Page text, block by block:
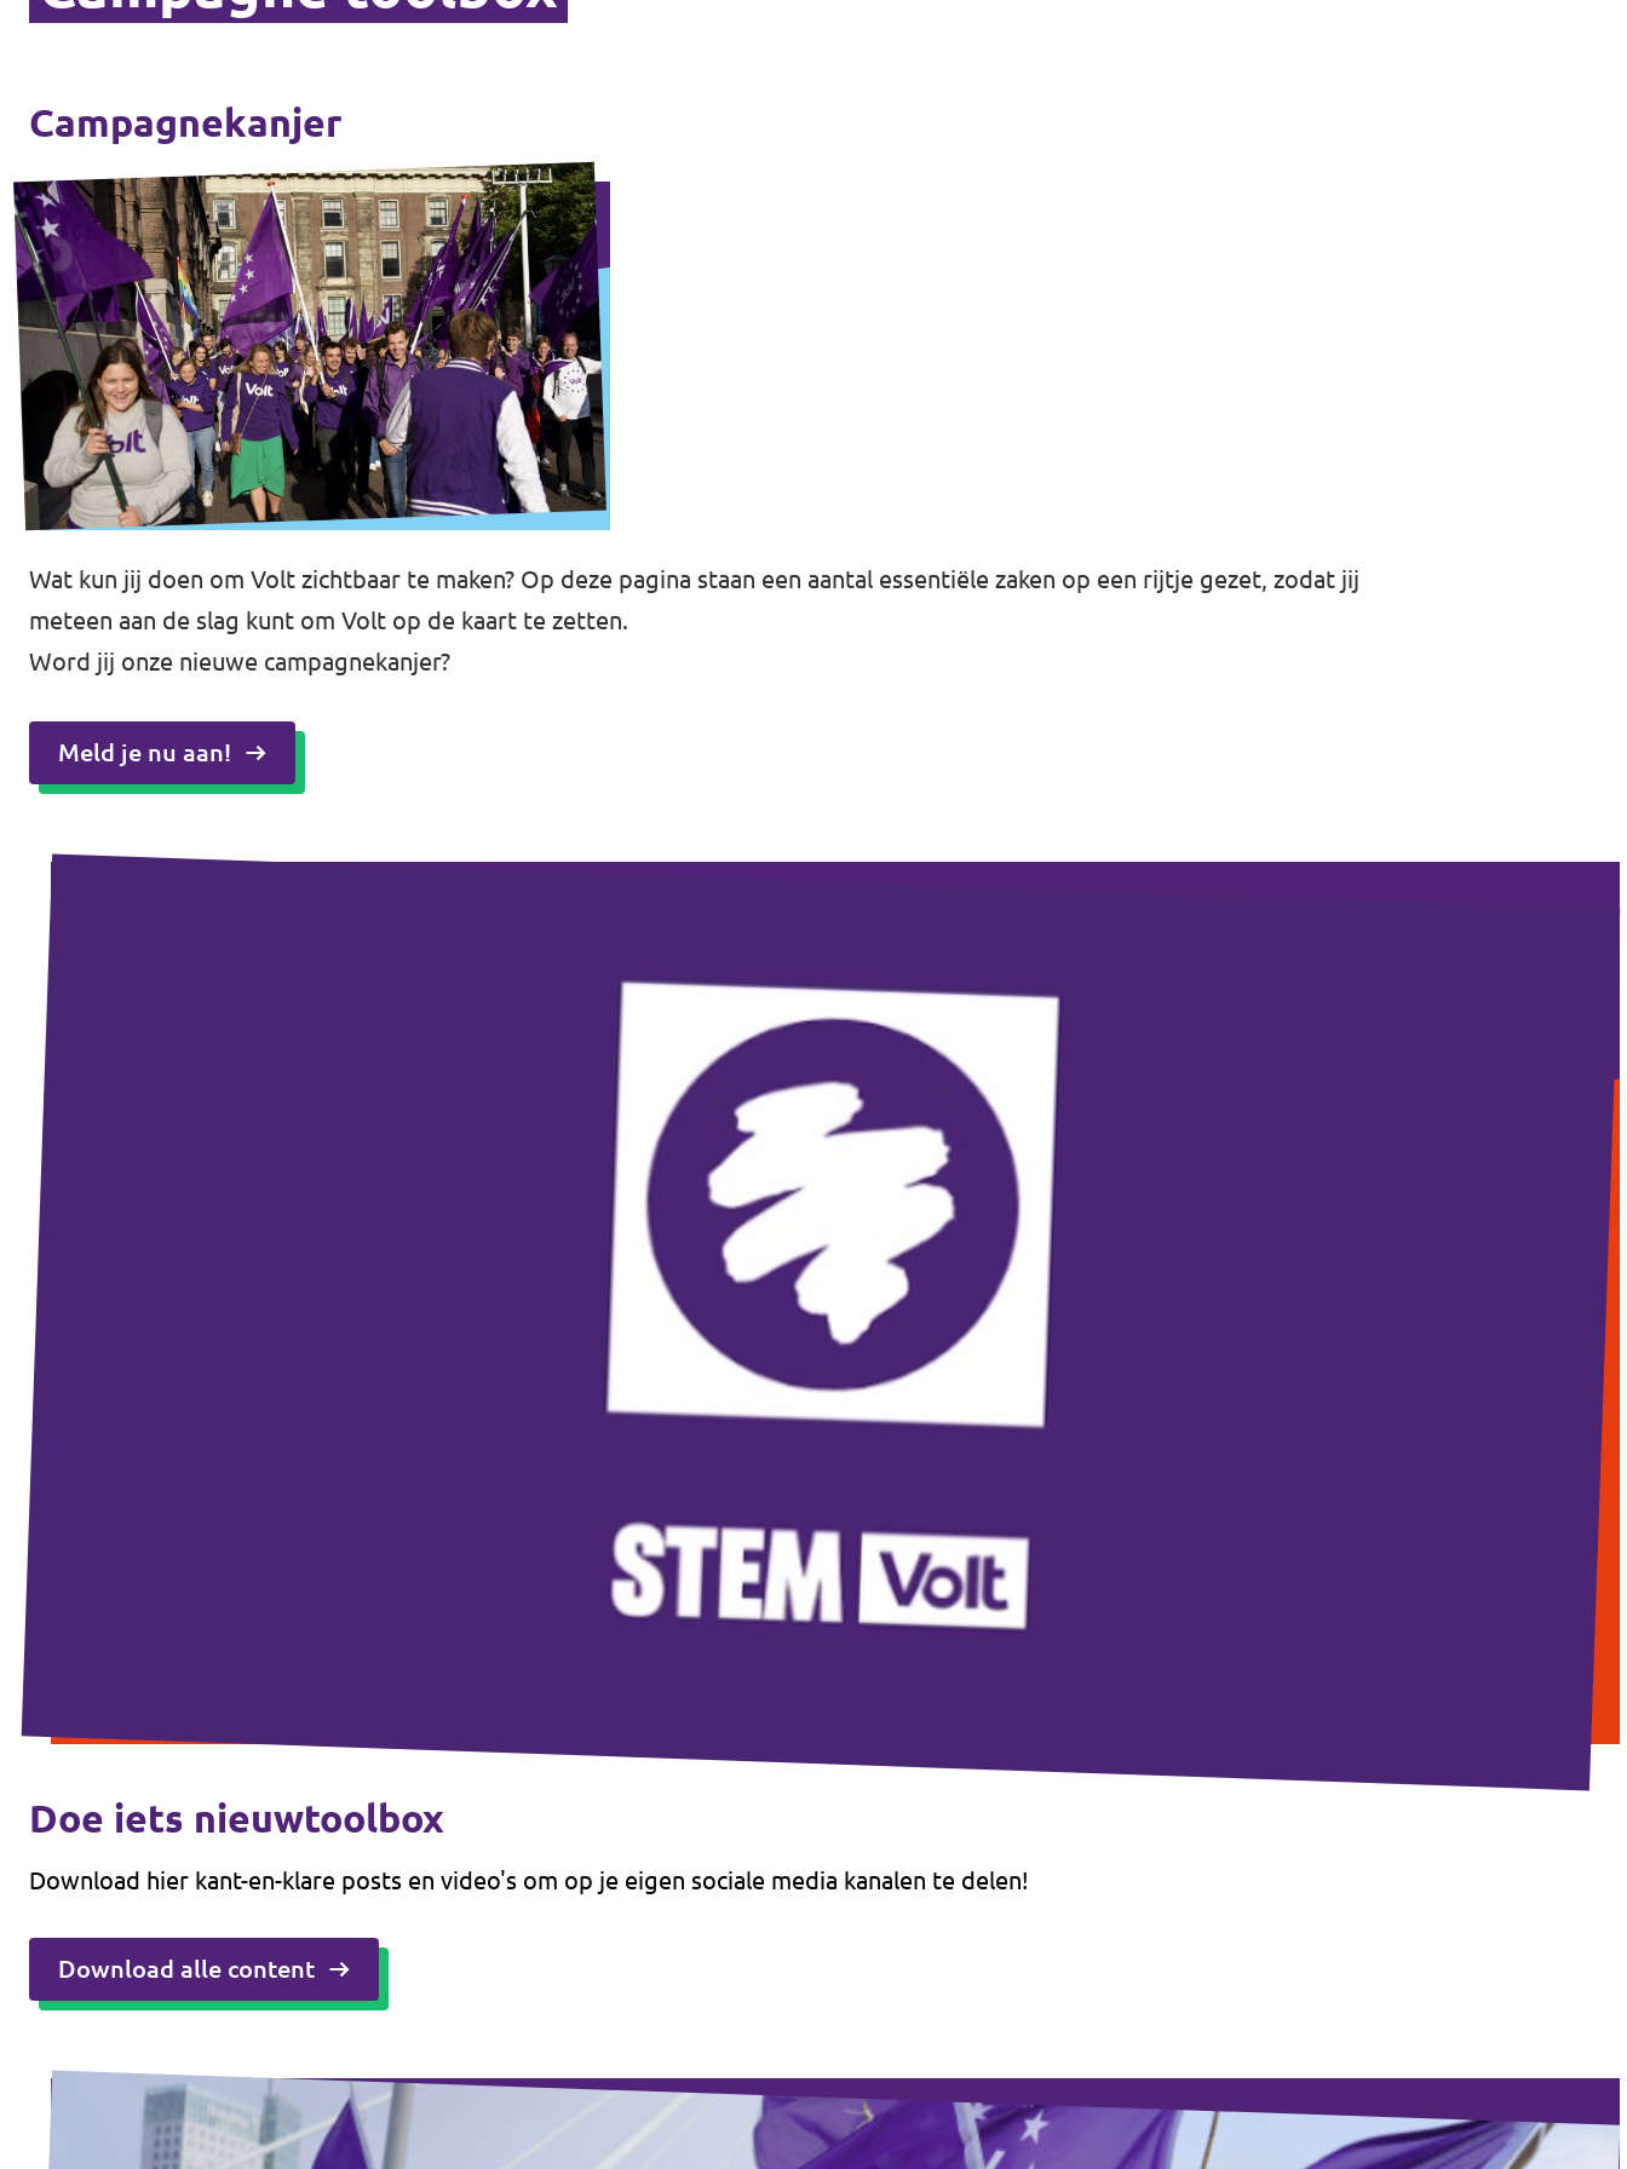
Campagnekanjer
Wat kun jij doen om Volt zichtbaar te maken? Op deze pagina staan een aantal essentiële zaken op een rijtje gezet, zodat jij
meteen aan de slag kunt om Volt op de kaart te zetten.
Word jij onze nieuwe campagnekanjer?
Meld je nu aan!
Doe iets nieuwtoolbox
Download hier kant-en-klare posts en video's om op je eigen sociale media kanalen te delen!
Download alle content